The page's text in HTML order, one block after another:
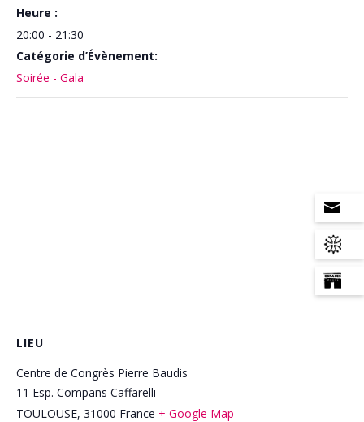
Heure :
20:00 - 21:30
Catégorie d’Évènement:
Soirée - Gala
LIEU
Centre de Congrès Pierre Baudis
11 Esp. Compans Caffarelli
TOULOUSE, 31000 France + Google Map